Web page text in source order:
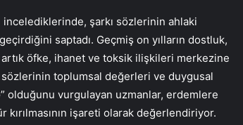
şarkı sözlerinin ahlaki
saptadı. Geçmiş on yılların dostluk,
öfke, ihanet ve toksik ilişkileri merkezine
sözlerinin toplumsal değerleri ve duygusal
” olduğunu vurgulayan uzmanlar, erdemlere
kırılmasının işareti olarak değerlendiriyor.